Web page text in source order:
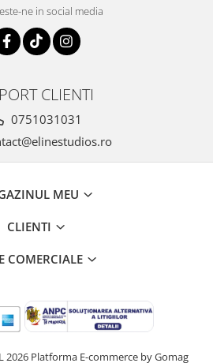
ne in social media
CLIENTI
0751031031
MEU
CLIENTI
COMERCIALE
2026 Platforma E-commerce by Gomag